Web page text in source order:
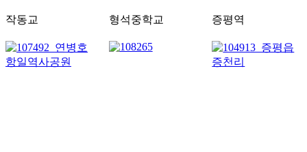
작동교 형석중학교 증평역